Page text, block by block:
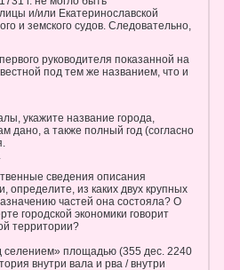
и/или Екатеринославской
и земского судов. Следовательно,
руководителя показанной на
под тем же названием, что и
укажите название города,
дано, а также полный год (согласно
сведения описания
определите, из каких двух крупных
частей она состояла? О
городской экономики говорит
территории?
селением» площадью (355 дес. 2240
внутри вала и рва / внутри